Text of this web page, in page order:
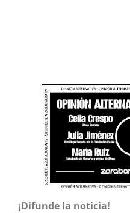
¡Difunde la noticia!